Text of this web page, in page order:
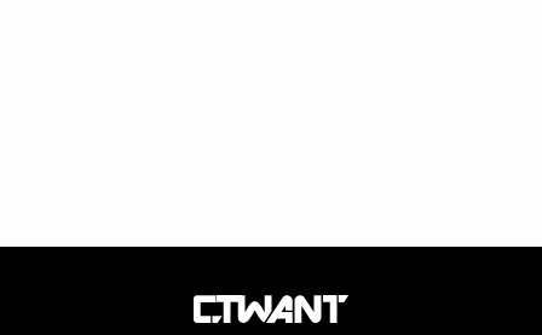
其中一張她著白色花瓣性感內衣，小小的布料幾乎包不住胸
益求精只為遇見更好的自己」，網友大呼鼻血直噴，養眼又